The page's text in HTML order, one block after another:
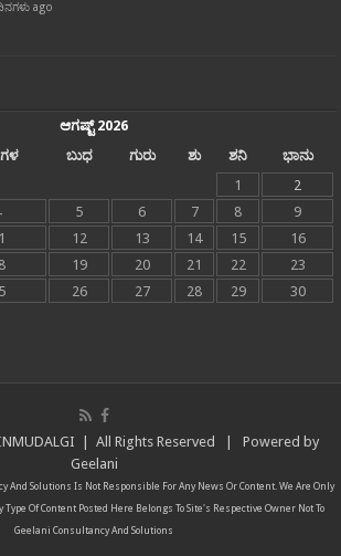
ago
ಆಗಷ್ಟ್ 2026
ಬುಧ ಗುರು ಶು ಶನಿ
ಭಾನು
1
2
5 6 7 8
9
12 13 14 15
16
19 20 21 22
23
26 27 28 29
30
| All Rights Reserved | Powered by
Geelani
And Solutions Is Not Responsible For Any News Or Content. We Are Only
Of Content Posted Here Belongs To Site's Respective Owner Not To
Geelani Consultancy And Solutions